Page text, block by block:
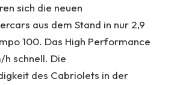
sich die neuen
aus dem Stand in nur 2,9
100. Das High Performance
h schnell. Die
des Cabriolets in der